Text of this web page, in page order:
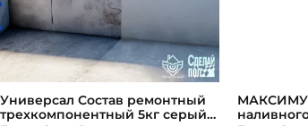
Универсал Состав ремонтный
трехкомпонентный 5кг серый